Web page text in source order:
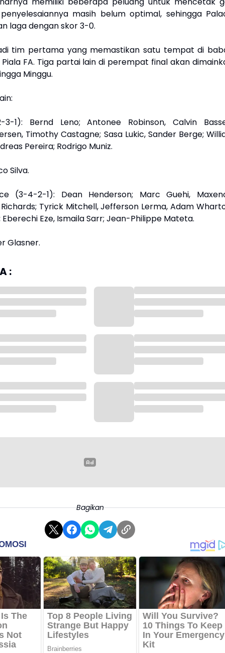
masih belum optimal, sehingga
laga dengan skor 3-0.
tim pertama yang memastikan satu tempat di
FA. Tiga partai lain di perempat final akan
Minggu.
3-1): Bernd Leno; Antonee Robinson, Calvin
Timothy Castagne; Sasa Lukic, Sander Berge;
Pereira; Rodrigo Muniz.
Silva.
(3-4-2-1): Dean Henderson; Marc Guehi,
Richards; Tyrick Mitchell, Jefferson Lerma, Adam
Eberechi Eze, Ismaila Sarr; Jean-Philippe Mateta.
Glasner.
:
Bagikan